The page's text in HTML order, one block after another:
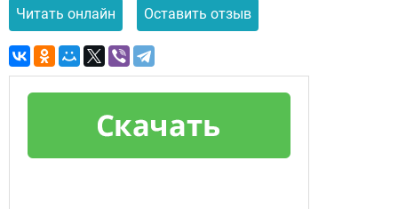
Читать онлайн Оставить отзыв